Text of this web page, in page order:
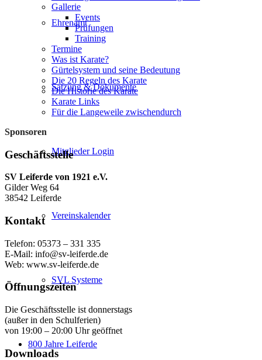
Ehrenamt
Satzung & Dokumente
Mitglieder Login
Vereinskalender
SVL Systeme
800 Jahre Leiferde
Gallerie
Events
Prüfungen
Training
Termine
Was ist Karate?
Gürtelsystem und seine Bedeutung
Die 20 Regeln des Karate
Die Historie des Karate
Karate Links
Für die Langeweile zwischendurch
Sponsoren
Geschäftsstelle
SV Leiferde von 1921 e.V.
Gilder Weg 64
38542 Leiferde
Kontakt
Telefon: 05373 – 331 335
E-Mail: info@sv-leiferde.de
Web: www.sv-leiferde.de
Öffnungszeiten
Die Geschäftsstelle ist donnerstags
(außer in den Schulferien)
von 19:00 – 20:00 Uhr geöffnet
Downloads